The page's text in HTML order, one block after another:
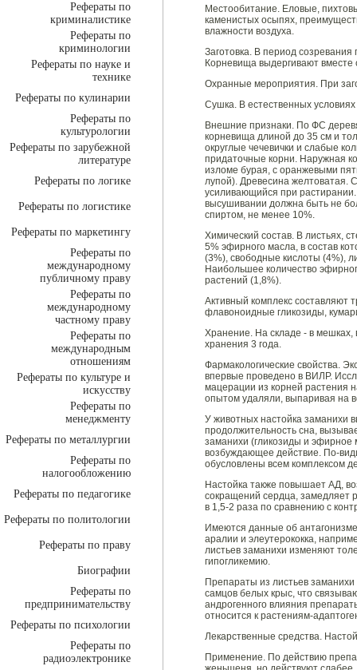
Рефераты по
криминалистике
Рефераты по
криминологии
Рефераты по науке и
технике
Рефераты по кулинарии
Рефераты по
культурологии
Рефераты по зарубежной
литературе
Рефераты по логике
Рефераты по логистике
Рефераты по маркетингу
Рефераты по
международному
публичному праву
Рефераты по
международному
частному праву
Рефераты по
международным
отношениям
Рефераты по культуре и
искусству
Рефераты по
менеджменту
Рефераты по металлургии
Рефераты по
налогообложению
Рефераты по педагогике
Рефераты по политологии
Рефераты по праву
Биографии
Рефераты по
предпринимательству
Рефераты по психологии
Рефераты по
радиоэлектронике
Местообитание. Еловые,
каменистых осыпях,
влажности воздуха.
Заготовка. В период
Корневища выдергивают вместе
Охранные мероприятия. При
Сушка. В естественных
Внешние признаки. По ФС
корневища длиной до 35 см и
округлые чечевички и слабые
придаточные корни. Наружная
изломе бурая, с оранжевыми
лупой). Древесина желтоватая.
усиливающийся при растирании.
высушивании должна быть не
спиртом, не менее 10%.
Химический состав. В листьях,
5% эфирного масла, в состав
(3%), свободные кислоты (4%),
Наибольшее количество
растений (1,8%).
Активный комплекс составляют
флавоноидные гликозиды,
Хранение. На складе - в
хранения 3 года.
Фармакологические свойства.
впервые проведено в ВИЛР.
мацерации из корней растения
опытом удаляли, выпаривая на
У животных настойка заманихи
продолжительность сна,
заманихи (гликозиды и эфирное
возбуждающее действие. По-
обусловлены всем комплексом
Настойка также повышает АД,
сокращений сердца, замедляет
в 1,5-2 раза по сравнению с
Имеются данные об
аралии и элеутерококка,
листьев заманихи изменяют
гипогликемию.
Препараты из листьев
самцов белых крыс, что
андрогенного влияния
относится к растениям-
Лекарственные средства.
Применение. По действию